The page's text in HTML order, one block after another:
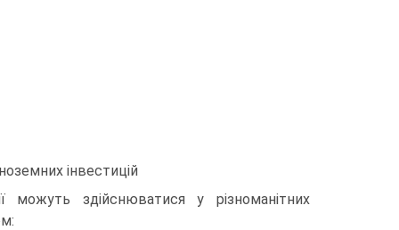
інвестицій
можуть здійснюватися у різноманітних